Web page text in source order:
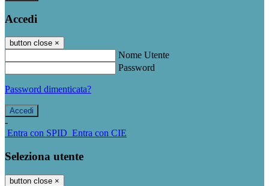
Accedi
button close ×
Nome Utente
Password
Password dimenticata?
-
Entra con SPID Entra con CIE
Seleziona utente
button close ×